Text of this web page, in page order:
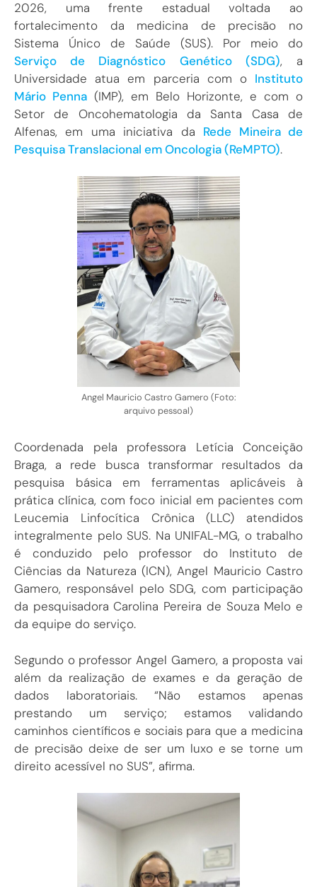
2026, uma frente estadual voltada ao
fortalecimento da medicina de precisão no
Sistema Único de Saúde (SUS). Por meio do
Serviço de Diagnóstico Genético (SDG), a
Universidade atua em parceria com o Instituto
Mário Penna (IMP), em Belo Horizonte, e com o
Setor de Oncohematologia da Santa Casa de
Alfenas, em uma iniciativa da Rede Mineira de
Pesquisa Translacional em Oncologia (ReMPTO).
Angel Mauricio Castro Gamero (Foto:
arquivo pessoal)
Coordenada pela professora Letícia Conceição
Braga, a rede busca transformar resultados da
pesquisa básica em ferramentas aplicáveis à
prática clínica, com foco inicial em pacientes com
Leucemia Linfocítica Crônica (LLC) atendidos
integralmente pelo SUS. Na UNIFAL-MG, o trabalho
é conduzido pelo professor do Instituto de
Ciências da Natureza (ICN), Angel Mauricio Castro
Gamero, responsável pelo SDG, com participação
da pesquisadora Carolina Pereira de Souza Melo e
da equipe do serviço.
Segundo o professor Angel Gamero, a proposta vai
além da realização de exames e da geração de
dados laboratoriais. “Não estamos apenas
prestando um serviço; estamos validando
caminhos científicos e sociais para que a medicina
de precisão deixe de ser um luxo e se torne um
direito acessível no SUS”, afirma.